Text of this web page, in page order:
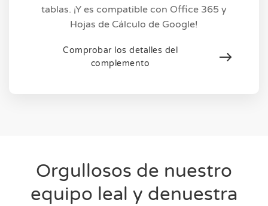
tablas. ¡Y es compatible con Office 365 y
Hojas de Cálculo de Google!
Comprobar los detalles del
complemento
Orgullosos de nuestro
equipo leal y denuestra